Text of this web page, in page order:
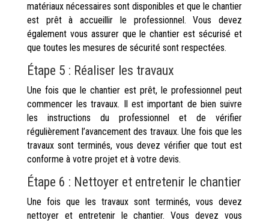
matériaux nécessaires sont disponibles et que le chantier
est prêt à accueillir le professionnel. Vous devez
également vous assurer que le chantier est sécurisé et
que toutes les mesures de sécurité sont respectées.
Étape 5 : Réaliser les travaux
Une fois que le chantier est prêt, le professionnel peut
commencer les travaux. Il est important de bien suivre
les instructions du professionnel et de vérifier
régulièrement l’avancement des travaux. Une fois que les
travaux sont terminés, vous devez vérifier que tout est
conforme à votre projet et à votre devis.
Étape 6 : Nettoyer et entretenir le chantier
Une fois que les travaux sont terminés, vous devez
nettoyer et entretenir le chantier. Vous devez vous